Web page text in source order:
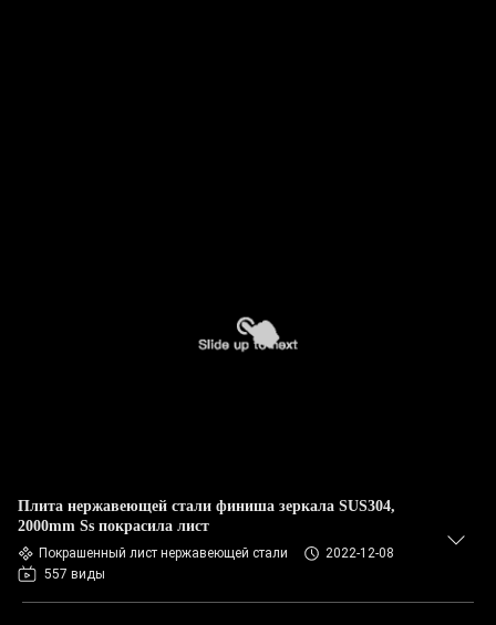
Плита нержавеющей стали финиша зеркала SUS304,
2000mm Ss покрасила лист
Покрашенный лист нержавеющей стали
2022-12-08
557 виды